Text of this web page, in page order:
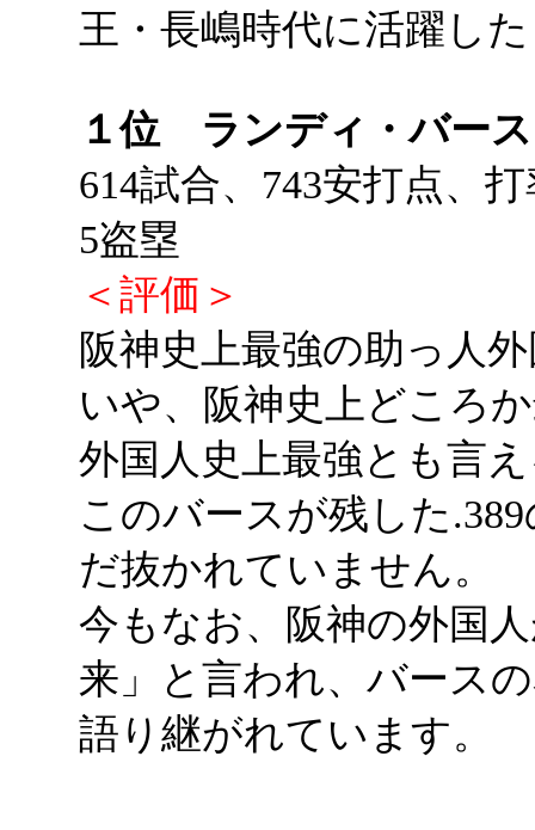
王・長嶋時代に活躍し
１位 ランディ・バース
614試合、743安打点、
5盗塁
＜評価＞
阪神史上最強の助っ人
いや、阪神史上どころ
外国人史上最強とも言
このバースが残した
だ抜かれていません。
今もなお、阪神の外国
来」と言われ、バース
語り継がれています。